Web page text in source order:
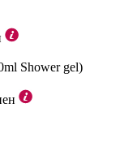
Shower gel)